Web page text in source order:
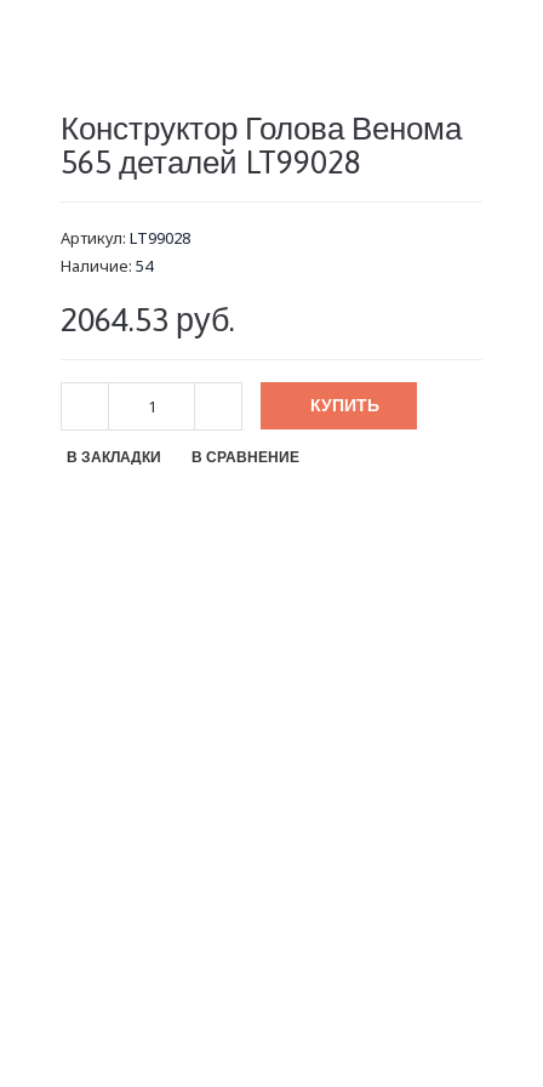
Конструктор Голова Венома
565 деталей LT99028
Артикул: LT99028
Наличие: 54
2064.53 руб.
КУПИТЬ
В ЗАКЛАДКИ В СРАВНЕНИЕ